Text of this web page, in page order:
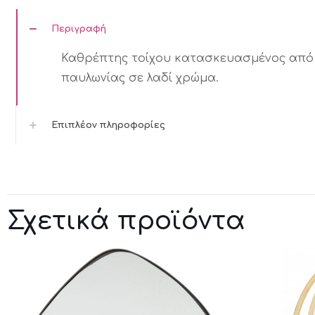
ποσότητα
Περιγραφή
Καθρέπτης τοίχου κατασκευασμένος από
παυλωνίας σε λαδί χρώμα.
Επιπλέον πληροφορίες
Σχετικά προϊόντα